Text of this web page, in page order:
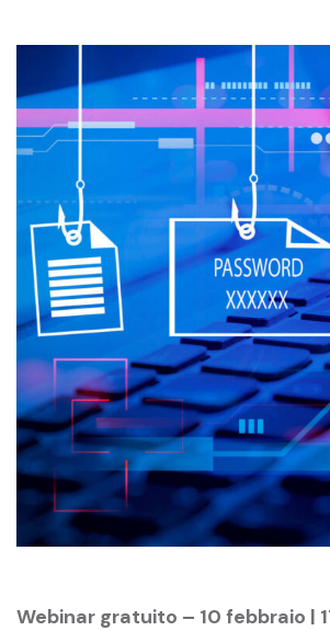
Webinar gratuito – 10 febbraio |